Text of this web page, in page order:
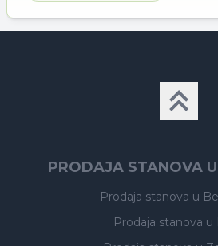
PRODAJA STANOVA
Prodaja stanova u
Prodaja stanova u